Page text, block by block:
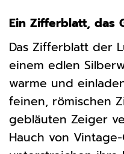
Ein Zifferblatt, das
Das Zifferblatt der
einem edlen
warme und
feinen, römischen
gebläuten Zeiger
Hauch von